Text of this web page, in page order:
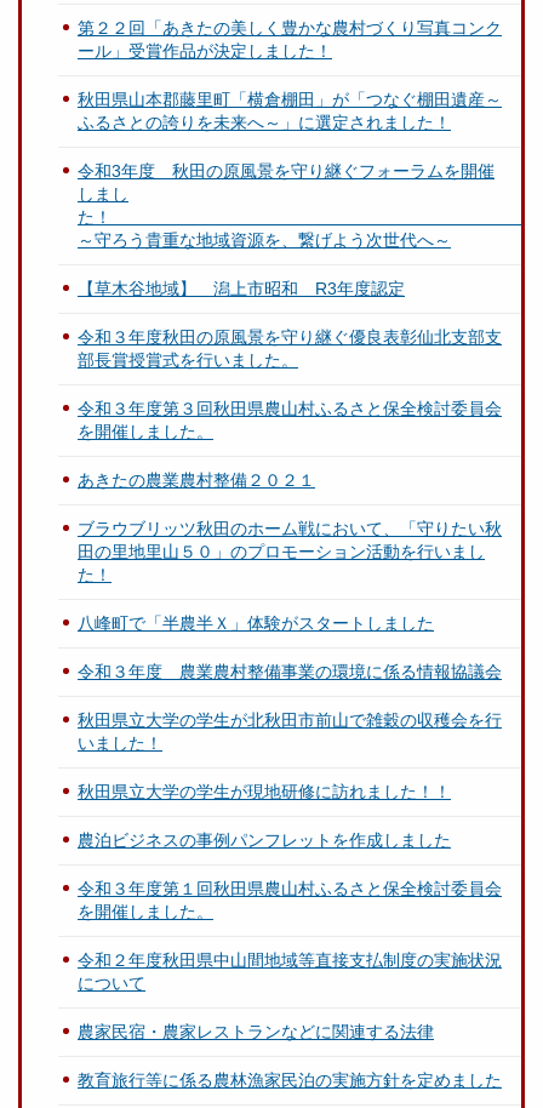
第２２回「あきたの美しく豊かな農村づくり写真コンク
ール」受賞作品が決定しました！
秋田県山本郡藤里町「横倉棚田」が「つなぐ棚田遺産～
ふるさとの誇りを未来へ～」に選定されました！
令和3年度 秋田の原風景を守り継ぐフォーラムを開催
しまし
～守ろう貴重な地域資源を、繋げよう次世代へ～
【草木谷地域】 潟上市昭和 R3年度認定
令和３年度秋田の原風景を守り継ぐ優良表彰仙北支部支
部長賞授賞式を行いました。
令和３年度第３回秋田県農山村ふるさと保全検討委員会
を開催しました。
あきたの農業農村整備２０２１
ブラウブリッツ秋田のホーム戦において、「守りたい秋
田の里地里山５０」のプロモーション活動を行いまし
た！
八峰町で「半農半Ｘ」体験がスタートしました
令和３年度 農業農村整備事業の環境に係る情報協議会
秋田県立大学の学生が北秋田市前山で雑穀の収穫会を行
いました！
秋田県立大学の学生が現地研修に訪れました！！
農泊ビジネスの事例パンフレットを作成しました
令和３年度第１回秋田県農山村ふるさと保全検討委員会
を開催しました。
令和２年度秋田県中山間地域等直接支払制度の実施状況
について
農家民宿・農家レストランなどに関連する法律
教育旅行等に係る農林漁家民泊の実施方針を定めました